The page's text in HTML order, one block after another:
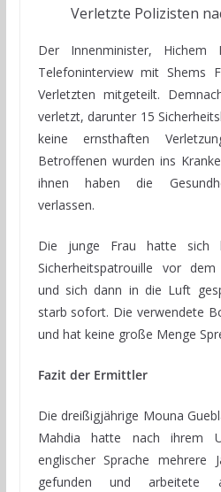
Verletzte Polizisten
Der Innenminister,
Telefoninterview mit Shems
Verletzten mitgeteilt.
verletzt, darunter 15
keine ernsthaften
Betroffenen wurden ins
ihnen haben die
verlassen.
Die junge Frau hatte
Sicherheitspatrouille vor
und sich dann in die Luft
starb sofort. Die verwendete
und hat keine große Menge
Fazit der Ermittler
Die dreißigjährige Mouna
Mahdia hatte nach ihrem
englischer Sprache mehrere
gefunden und arbeitete